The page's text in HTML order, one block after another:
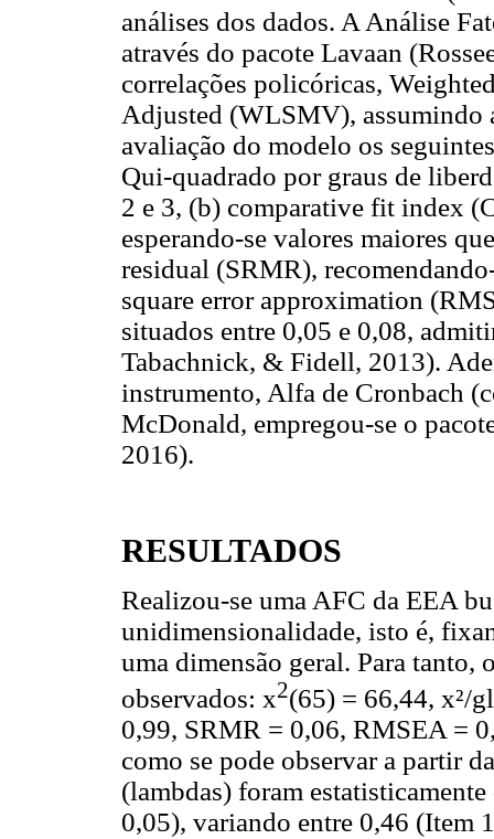
análises dos dados. A Análise
através do pacote Lavaan
correlações policóricas,
Adjusted (WLSMV), assumindo
avaliação do modelo os
Qui-quadrado por graus de
2 e 3, (b) comparative fit index
esperando-se valores maiores
residual (SRMR),
square error approximation
situados entre 0,05 e 0,08,
Tabachnick, & Fidell, 2013).
instrumento, Alfa de Cronbach
McDonald, empregou-se o
2016).
RESULTADOS
Realizou-se uma AFC da EEA
unidimensionalidade, isto é,
uma dimensão geral. Para tanto,
observados: x2(65) = 66,44, x²/
0,99, SRMR = 0,06, RMSEA =
como se pode observar a partir
(lambdas) foram
0,05), variando entre 0,46 (Item